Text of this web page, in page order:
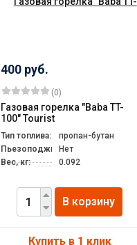
400 руб.
(0)
Газовая горелка "Baba TT-
100" Tourist
Тип топлива:
пропан-бутан
Пьезоподжиг:Нет
Вес, кг:
0.092
В корзину